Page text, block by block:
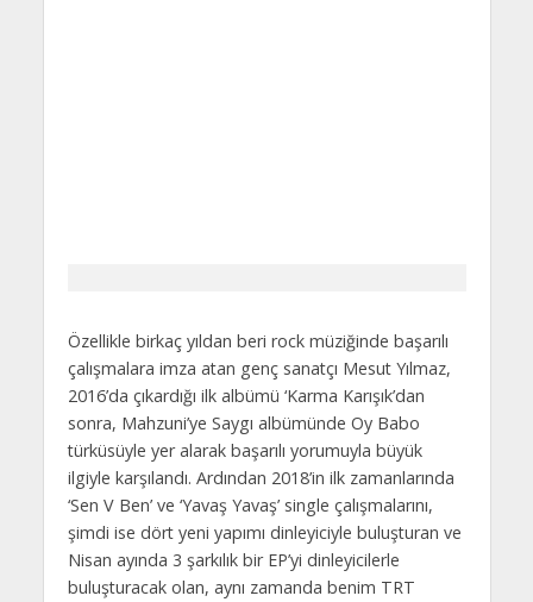
Özellikle birkaç yıldan beri rock müziğinde başarılı
çalışmalara imza atan genç sanatçı Mesut Yılmaz,
2016’da çıkardığı ilk albümü ‘Karma Karışık’dan
sonra, Mahzuni’ye Saygı albümünde Oy Babo
türküsüyle yer alarak başarılı yorumuyla büyük
ilgiyle karşılandı. Ardından 2018’in ilk zamanlarında
‘Sen V Ben’ ve ‘Yavaş Yavaş’ single çalışmalarını,
şimdi ise dört yeni yapımı dinleyiciyle buluşturan ve
Nisan ayında 3 şarkılık bir EP’yi dinleyicilerle
buluşturacak olan, aynı zamanda benim TRT